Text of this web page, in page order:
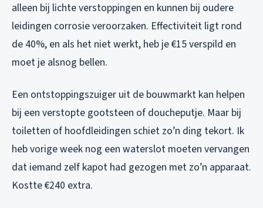
alleen bij lichte verstoppingen en kunnen bij oudere
leidingen corrosie veroorzaken. Effectiviteit ligt rond
de 40%, en als het niet werkt, heb je €15 verspild en
moet je alsnog bellen.
Een ontstoppingszuiger uit de bouwmarkt kan helpen
bij een verstopte gootsteen of doucheputje. Maar bij
toiletten of hoofdleidingen schiet zo’n ding tekort. Ik
heb vorige week nog een waterslot moeten vervangen
dat iemand zelf kapot had gezogen met zo’n apparaat.
Kostte €240 extra.